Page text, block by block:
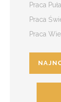
Praca
Praca
Praca